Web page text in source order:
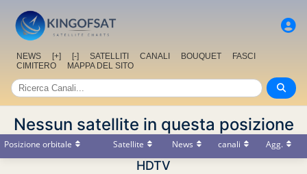
NEWS [+] [-] SATELLITI CANALI BOUQUET
FASCI
CIMITERO
MAPPA DEL SITO
Nessun satellite in questa posizione
Posizione orbitale Satellite News canali Agg.
HDTV